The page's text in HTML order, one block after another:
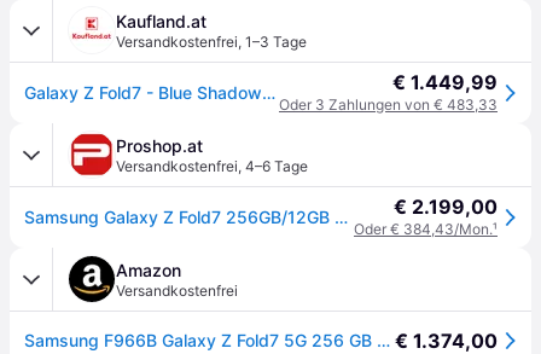
Kaufland.at
Versandkostenfrei, 1–3 Tage
Galaxy Z Fold7 - Blue Shadow - 256 GB € 1.449,99
Oder 3 Zahlungen von € 483,33
Proshop.at
Versandkostenfrei, 4–6 Tage
Samsung Galaxy Z Fold7 256GB/12GB - Blue Shadow € 2.199,00
Oder € 384,43/Mon.¹
Amazon
Versandkostenfrei
Samsung F966B Galaxy Z Fold7 5G 256 GB (Blue Shadow) € 1.374,00